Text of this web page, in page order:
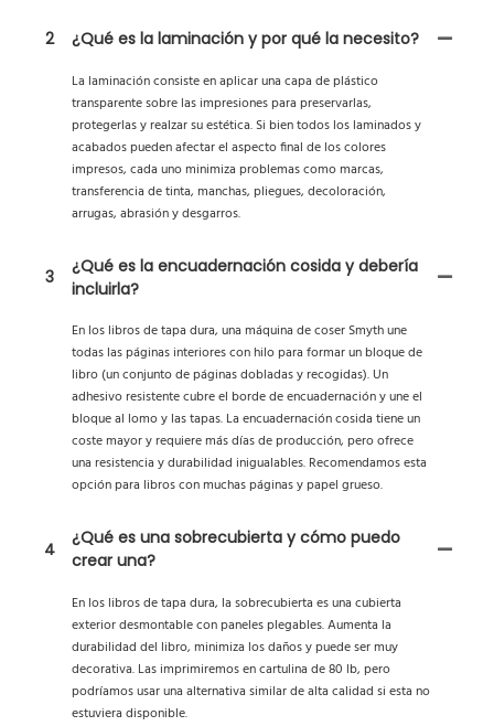
2
¿Qué es la laminación y por qué la necesito?
La laminación consiste en aplicar una capa de plástico
transparente sobre las impresiones para preservarlas,
protegerlas y realzar su estética. Si bien todos los laminados y
acabados pueden afectar el aspecto final de los colores
impresos, cada uno minimiza problemas como marcas,
transferencia de tinta, manchas, pliegues, decoloración,
arrugas, abrasión y desgarros.
3
¿Qué es la encuadernación cosida y debería
incluirla?
En los libros de tapa dura, una máquina de coser Smyth une
todas las páginas interiores con hilo para formar un bloque de
libro (un conjunto de páginas dobladas y recogidas). Un
adhesivo resistente cubre el borde de encuadernación y une el
bloque al lomo y las tapas. La encuadernación cosida tiene un
coste mayor y requiere más días de producción, pero ofrece
una resistencia y durabilidad inigualables. Recomendamos esta
opción para libros con muchas páginas y papel grueso.
4
¿Qué es una sobrecubierta y cómo puedo
crear una?
En los libros de tapa dura, la sobrecubierta es una cubierta
exterior desmontable con paneles plegables. Aumenta la
durabilidad del libro, minimiza los daños y puede ser muy
decorativa. Las imprimiremos en cartulina de 80 lb, pero
podríamos usar una alternativa similar de alta calidad si esta no
estuviera disponible.